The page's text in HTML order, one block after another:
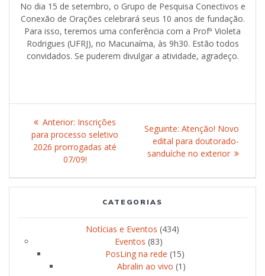
No dia 15 de setembro, o Grupo de Pesquisa Conectivos e
Conexão de Orações celebrará seus 10 anos de fundação.
Para isso, teremos uma conferência com a Profª Violeta
Rodrigues (UFRJ), no Macunaíma, às 9h30. Estão todos
convidados. Se puderem divulgar a atividade, agradeço.
Navegação
de
Anterior: Post
anterior:
Inscrições
para processo seletivo
2026 prorrogadas até
07/09!
Seguinte: Post
seguinte:
Atenção! Novo
edital para doutorado-
sanduíche no exterior
CATEGORIAS
Notícias e Eventos (434)
Eventos (83)
PosLing na rede (15)
Abralin ao vivo (1)